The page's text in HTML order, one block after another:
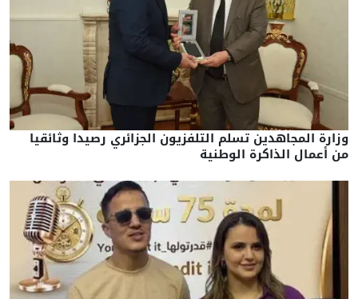
وزارة المجاهدين تسلم التلفزيون الجزائري رصيدا وثائقيا
من أعمال الذاكرة الوطنية